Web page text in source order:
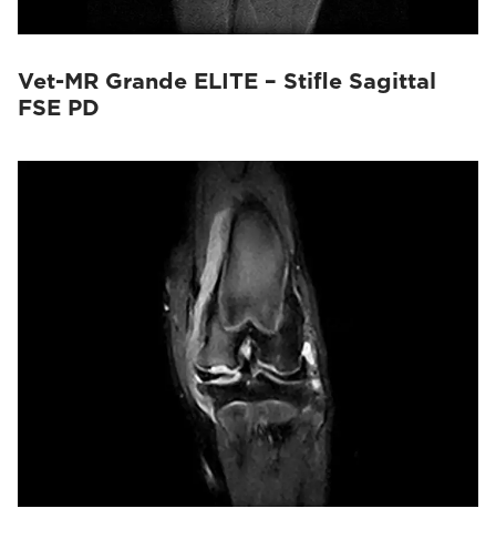
Vet-MR Grande ELITE – Stifle Sagittal
FSE PD